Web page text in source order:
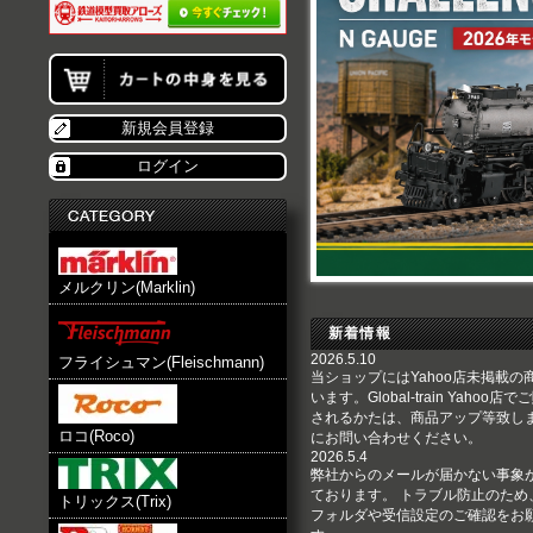
新規会員登録
ログイン
メルクリン(Marklin)
フライシュマン(Fleischmann)
ロコ(Roco)
トリックス(Trix)
レーマン(LGB) Gゲージ 直線線路
新着情報
2026.5.10
当ショップにはYahoo店未掲載の
います。Global-train Yahoo店で
されるかたは、商品アップ等致し
にお問い合わせください。
2026.5.4
弊社からのメールが届かない事象
ております。 トラブル防止のため
フォルダや受信設定のご確認をお